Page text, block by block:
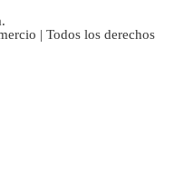
| Todos los derechos